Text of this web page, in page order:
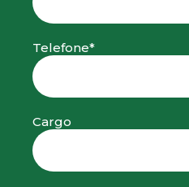
Telefone*
Cargo